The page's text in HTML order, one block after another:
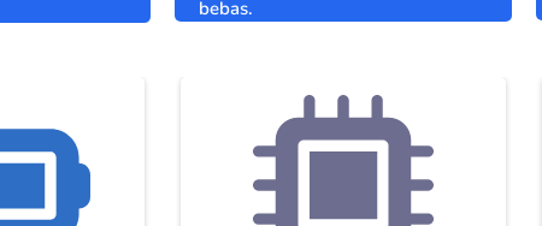
bebas.